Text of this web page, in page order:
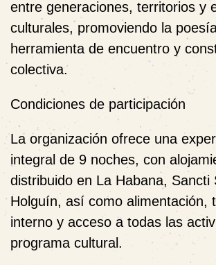
entre generaciones, territorios y
culturales, promoviendo la
herramienta de encuentro y
colectiva.
Condiciones de participación
La organización ofrece una
integral de 9 noches, con
distribuido en La Habana, Sancti
Holguín, así como alimentación,
interno y acceso a todas las
programa cultural.